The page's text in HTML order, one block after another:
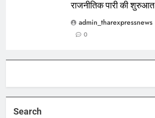
राजनीतिक पारी की शुरुआत
admin_tharexpressnews
0
Search